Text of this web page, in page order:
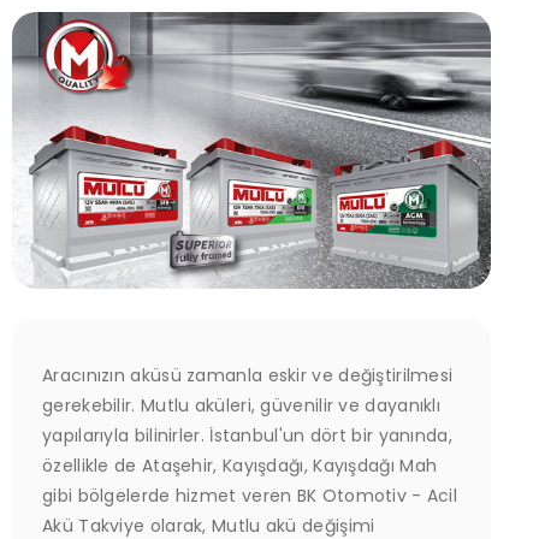
Aracınızın aküsü zamanla eskir ve değiştirilmesi
gerekebilir. Mutlu aküleri, güvenilir ve dayanıklı
yapılarıyla bilinirler. İstanbul'un dört bir yanında,
özellikle de Ataşehir, Kayışdağı, Kayışdağı Mah
gibi bölgelerde hizmet veren BK Otomotiv - Acil
Akü Takviye olarak, Mutlu akü değişimi